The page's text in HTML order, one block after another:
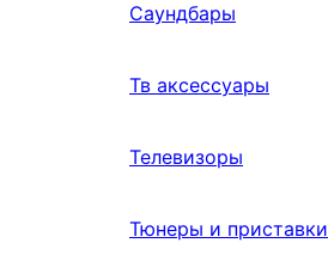
Саундбары
Тв аксессуары
Телевизоры
Тюнеры и приставки